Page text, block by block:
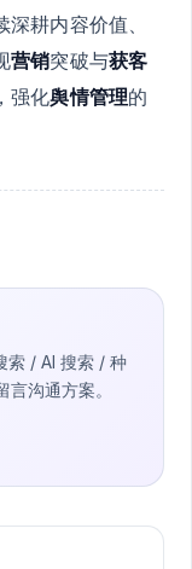
耕内容价值、
营销突破与获客
强化舆情管理的
索 / AI 搜索 / 种
沟通方案。